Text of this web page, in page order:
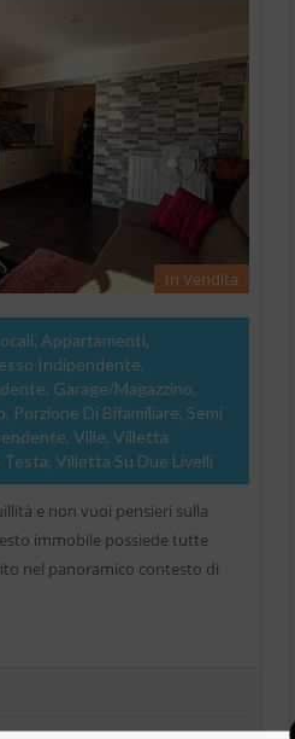
In Vendita
Appartamenti,
Indipendente,
Garage/Magazzino,
Porzione Di Bifamiliare, Semi
Ville, Villetta
Villetta Su Due Livelli
e non vuoi pensieri sulla
immobile possiede tutte
nel panoramico contesto di